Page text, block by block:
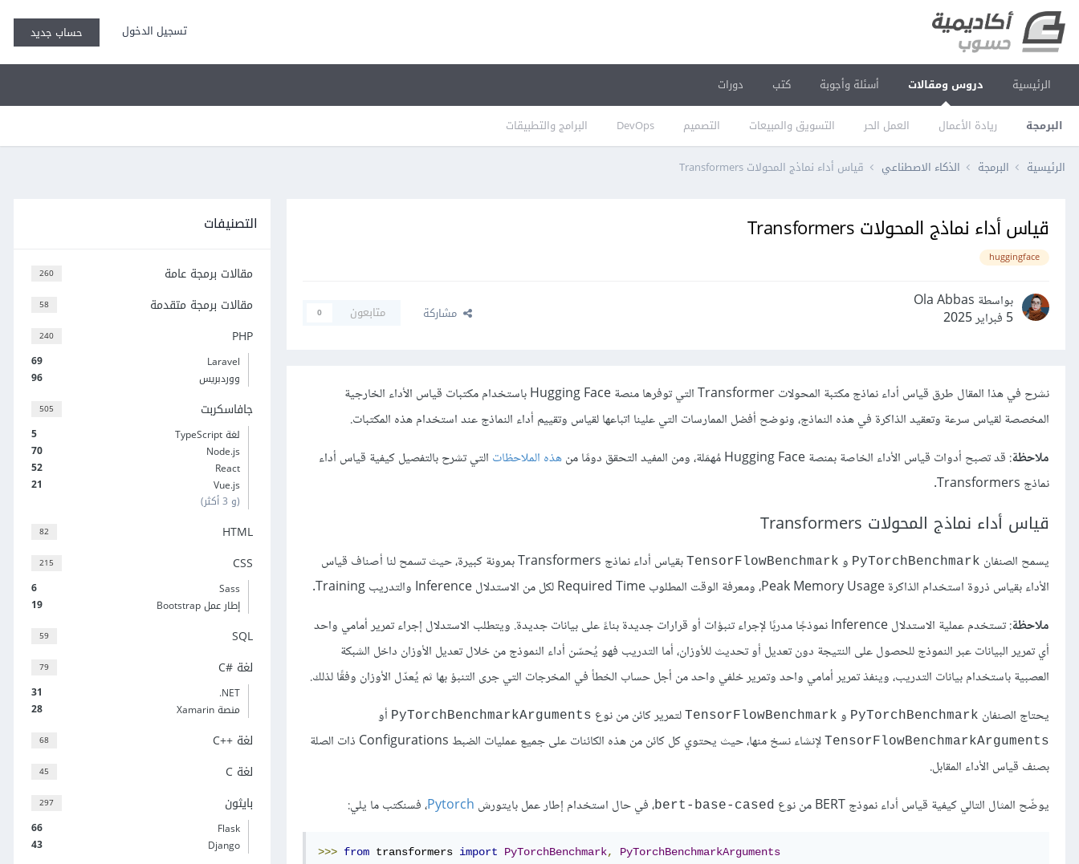
تسجيل الدخول حساب جديد
الرئيسية دروس ومقالات
البرمجة ريادة الأعمال العمل الحر التسويق والمبيعات التصميم DevOps البرامج والتطبيقات
أسئلة وأجوبة كتب دورات
الرئيسية البرمجة الذكاء الاصطناعي قياس أداء نماذج المحولات Transformers
قياس أداء نماذج المحولات Transformers
huggingface
بواسطة Ola Abbas
5 فبراير 2025
مشاركة متابعون 0
نشرح في هذا المقال طرق قياس أداء نماذج مكتبة المحولات Transformer التي توفرها منصة Hugging Face باستخدام مكتبات قياس الأداء الخارجية
المخصصة لقياس سرعة وتعقيد الذاكرة في هذه النماذج، ونوضح أفضل الممارسات التي علينا اتباعها لقياس وتقييم أداء النماذج عند استخدام هذه المكتبات.
ملاحظة: قد تصبح أدوات قياس الأداء الخاصة بمنصة Hugging Face مُهمَلة، ومن المفيد التحقق دومًا من هذه الملاحظات التي تشرح بالتفصيل كيفية قياس أداء
نماذج Transformers.
قياس أداء نماذج المحولات Transformers
يسمح الصنفان PyTorchBenchmark و TensorFlowBenchmark
بقياس أداء نماذج Transformers بمرونة كبيرة، حيث تسمح لنا أصناف قياس
الأداء بقياس ذروة استخدام الذاكرة Peak Memory Usage، ومعرفة الوقت المطلوب Required Time لكل من الاستدلال Inference والتدريب Training.
ملاحظة
: تستخدم عملية الاستدلال Inference نموذجًا مدربًا لإجراء تنبؤات أو قرارات جديدة بناءً على بيانات جديدة. ويتطلب الاستدلال إجراء تمرير أمامي واحد
أي تمرير البيانات عبر النموذج للحصول على النتيجة دون تعديل أو تحديث للأوزان، أما التدريب فهو يُحسّن أداء النموذج من خلال تعديل الأوزان داخل الشبكة
العصبية باستخدام بيانات التدريب، وينفذ تمرير أمامي واحد وتمرير خلفي واحد من أجل حساب الخطأ في المخرجات التي جرى التنبؤ بها ثم يُعدّل الأوزان وفقًا لذلك.
يحتاج الصنفان PyTorchBenchmark و TensorFlowBenchmark لتمرير كائن من نوع PyTorchBenchmarkArguments أو
TensorFlowBenchmarkArguments
لإنشاء نسخ منها، حيث يحتوي كل كائن من هذه الكائنات على جميع عمليات الضبط Configurations ذات الصلة
بصنف قياس الأداء المقابل.
يوضّح المثال التالي كيفية قياس أداء نموذج BERT من نوع
bert-base-cased، في حال استخدام إطار عمل بايتورش Pytorch، فسنكتب ما يلي:
>>> from transformers import PyTorchBenchmark, PyTorchBenchmarkArguments
التصنيفات
260 مقالات برمجة عامة
58 مقالات برمجة متقدمة
240 PHP
69
Laravel
96
ووردبريس
505 جافاسكربت
5
لغة TypeScript
70
Node.js
52
React
21
Vue.js
(و 3 أكثر)
82 HTML
215 CSS
6
Sass
19
إطار عمل Bootstrap
59 SQL
79 لغة C#‎
31
‎.NET
28
منصة Xamarin
68 لغة C++‎
45 لغة C
297 بايثون
66
Flask
43
Django